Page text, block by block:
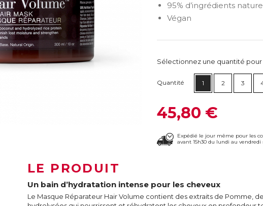
95% d’ingrédients
Végan
Sélectionnez une quantité
Quantité 1 2 3
45,80 €
Expédié le jour même pour les
avant 15h30 du lundi au vendredi
LE PRODUIT
Un bain d’hydratation intense pour les cheveux
Le Masque Réparateur Hair Volume contient des extraits de Pomme,